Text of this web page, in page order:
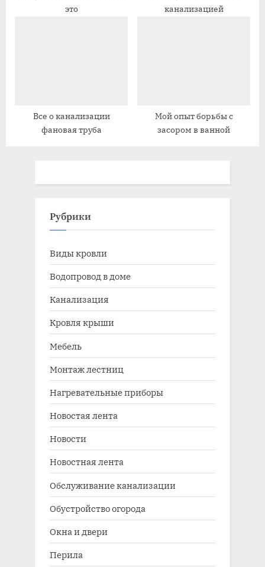
это
канализацией
Все о канализации
фановая труба
Мой опыт борьбы с
засором в ванной
Рубрики
Виды кровли
Водопровод в доме
Канализация
Кровля крыши
Мебель
Монтаж лестниц
Нагревательные приборы
Новостая лента
Новости
Новостная лента
Обслуживание канализации
Обустройство огорода
Окна и двери
Перила